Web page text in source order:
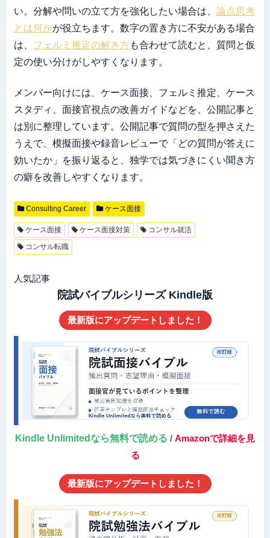
い。分解や問いの立て方を強化したい場合は、 論点思考
とは何かが役立ちます。数字の置き方に不安がある場合
は、 フェルミ推定の解き方も合わせて読むと、質問と仮
定の使い分けがしやすくなります。
メンバー向けには、ケース面接、フェルミ推定、ケース
スタディ、面接官視点の改善ガイドなどを、公開記事と
は別に整理しています。公開記事で質問の型を押さえた
うえで、模擬面接や録音レビューで「どの質問が答えに
効いたか」を振り返ると、独学では気づきにくい聞き方
の癖を改善しやすくなります。
Consulting Career ケース面接
ケース面接 ケース面接対策
コンサル就活
コンサル転職
人気記事
院試バイブルシリーズ Kindle版
最新版にアップデートしました！
Kindle Unlimitedなら無料で読める / Amazonで詳細を見
る
最新版にアップデートしました！